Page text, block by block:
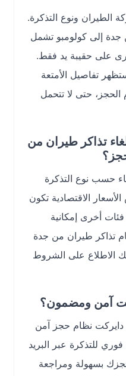
ونوع التذكرة.
كولومبو تشمل
حقيبة يد فقط.
الأمتعة
حتى لا تتحمل
طيران من
نوع التذكرة
الاقتصادية تكون
أخرى إمكانية
طيران من جدة
على الشروط
ومضمون؟
نظام حجز آمن
عبر البريد
ومراجعة